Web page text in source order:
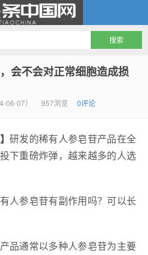
会不会对正常细胞造成损
06-07） 957浏览 0评论
研发的稀有人参皂苷产品在全
下重磅炸弹，越来越多的人选
人参皂苷有副作用吗？可以长
品通常以多种人参皂苷为主要